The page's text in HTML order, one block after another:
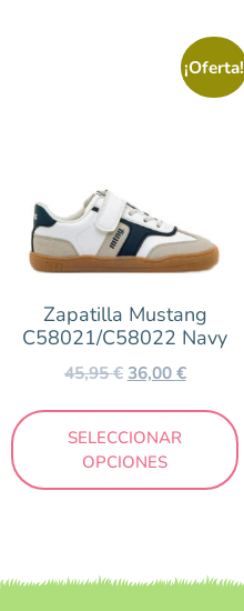
¡Oferta!
Zapatilla Mustang
C58021/C58022 Navy
45,95€ 36,00€
SELECCIONAR
OPCIONES